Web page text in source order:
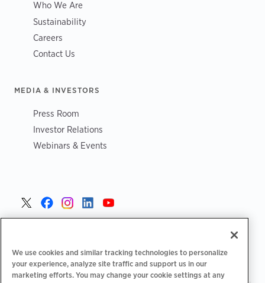
Who We Are
Sustainability
Careers
Contact Us
MEDIA & INVESTORS
Press Room
Investor Relations
Webinars & Events
We use cookies and similar tracking technologies to personalize
your experience, analyze site traffic and support us in our
marketing efforts. You may change your cookie settings at any